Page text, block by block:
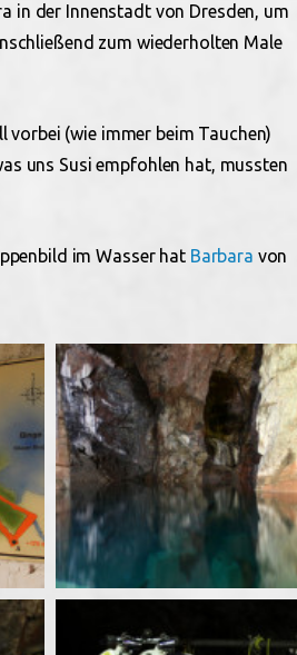
in der Innenstadt von Dresden, um
zum wiederholten Male
vorbei (wie immer beim Tauchen)
uns Susi empfohlen hat, mussten
im Wasser hat Barbara von